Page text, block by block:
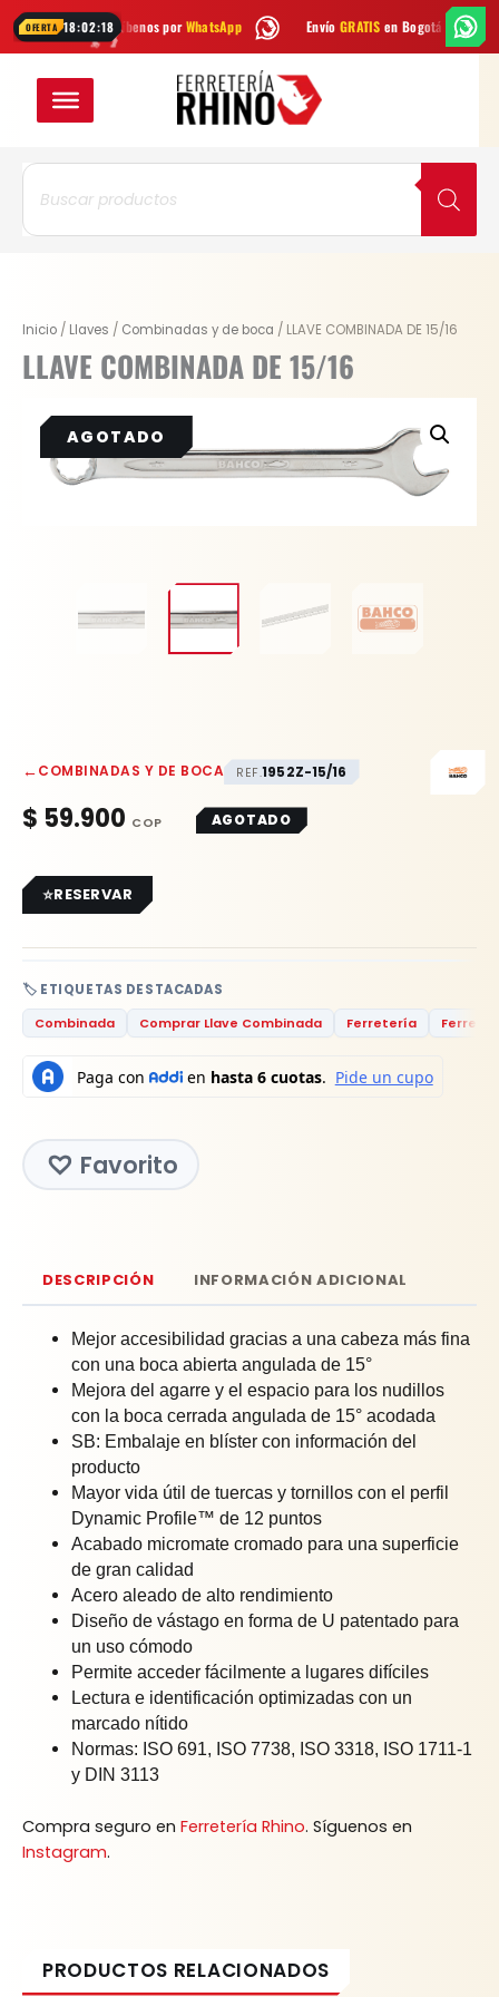
OFERTA 18:02:18
Escríbenos porWhatsApp Envío GRATISen Bogotá Envío
Búsqueda
productos
Inicio / Llaves / Combinadas y de boca / LLAVE COMBINADA DE 15/16
LLAVE COMBINADA DE 15/16
←COMBINADAS Y DE BOCA REF.1952Z-15/16
$ 59.900 AGOTADO
🏷️ ETIQUETAS DESTACADAS
Combinada
Comprar Llave Combinada Ferretería
RESERVAR
Favorito
DESCRIPCIÓN INFORMACIÓN ADICIONAL
Mejor accesibilidad gracias a una cabeza más fina
con una boca abierta angulada de 15°
Mejora del agarre y el espacio para los nudillos
con la boca cerrada angulada de 15° acodada
SB: Embalaje en blíster con información del
producto
Mayor vida útil de tuercas y tornillos con el perfil
Dynamic Profile™ de 12 puntos
Acabado micromate cromado para una superficie
de gran calidad
Acero aleado de alto rendimiento
Diseño de vástago en forma de U patentado para
un uso cómodo
Permite acceder fácilmente a lugares difíciles
Lectura e identificación optimizadas con un
marcado nítido
Normas: ISO 691, ISO 7738, ISO 3318, ISO 1711-1
y DIN 3113
Compra seguro en Ferretería Rhino. Síguenos en
Instagram.